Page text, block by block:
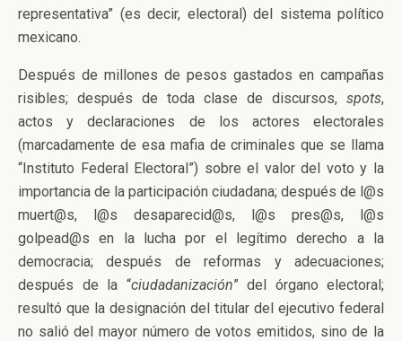
representativa” (es decir, electoral) del sistema político
mexicano.
Después de millones de pesos gastados en campañas
risibles; después de toda clase de discursos, spots,
actos y declaraciones de los actores electorales
(marcadamente de esa mafia de criminales que se llama
“Instituto Federal Electoral”) sobre el valor del voto y la
importancia de la participación ciudadana; después de l@s
muert@s, l@s desaparecid@s, l@s pres@s, l@s
golpead@s en la lucha por el legítimo derecho a la
democracia; después de reformas y adecuaciones;
después de la “ciudadanización” del órgano electoral;
resultó que la designación del titular del ejecutivo federal
no salió del mayor número de votos emitidos, sino de la